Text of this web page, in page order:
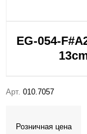
EG-054-
Арт. 010.7057
Розничная цена